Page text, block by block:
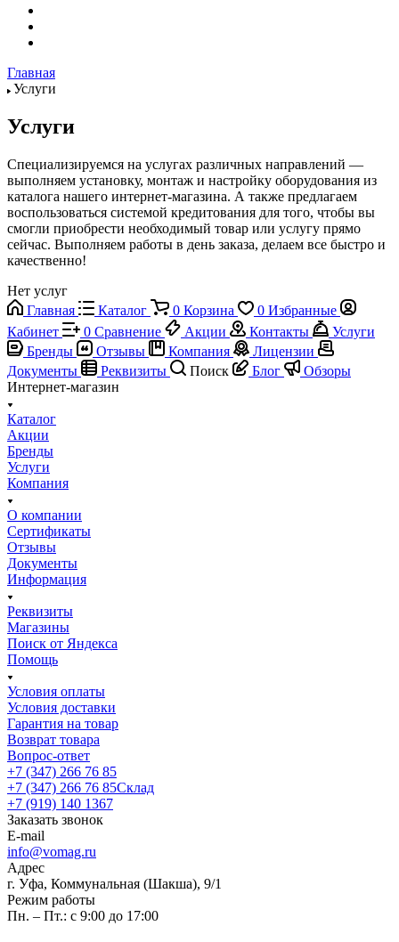
Главная
Услуги
Услуги
Специализируемся на услугах различных направлений —
выполняем установку, монтаж и настройку оборудования из
каталога нашего интернет-магазина. А также предлагаем
воспользоваться системой кредитования для того, чтобы вы
смогли приобрести необходимый товар или услугу прямо
сейчас. Выполняем работы в день заказа, делаем все быстро и
качественно!
Нет услуг
Главная
Каталог 0 Корзина 0 Избранные
Кабинет
0 Сравнение Акции Контакты
Услуги
Бренды
Отзывы Компания
Лицензии
Документы
Реквизиты Поиск Блог
Обзоры
Интернет-магазин
Каталог
Акции
Бренды
Услуги
Компания
О компании
Сертификаты
Отзывы
Документы
Информация
Реквизиты
Магазины
Поиск от Яндекса
Помощь
Условия оплаты
Условия доставки
Гарантия на товар
Возврат товара
Вопрос-ответ
+7 (347) 266 76 85
+7 (347) 266 76 85Склад
+7 (919) 140 1367
Заказать звонок
E-mail
info@vomag.ru
Адрес
г. Уфа, Коммунальная (Шакша), 9/1
Режим работы
Пн. – Пт.: с 9:00 до 17:00